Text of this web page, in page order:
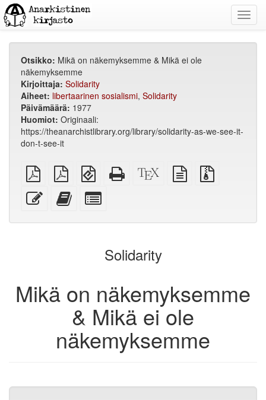
Otsikko: Mikä on näkemyksemme & Mikä ei ole
näkemyksemme
Kirjoittaja: Solidarity
Aiheet: libertaarinen sosialismi, Solidarity
Päivämäärä: 1977
Huomiot: Originaali:
https://theanarchistlibrary.org/library/solidarity-as-we-see-it-
don-t-see-it
tavallinen
PDF
A4
tulostusvalmis
PDF
EPUB
(mobiililaitteille)
Pelkkä
HTML
XeLaTex
lähdetiedosto
perusteksti
Muokkaa
tätä
Lisää
kirjantekijään
for
bookbuilder
Solidarity
Mikä on näkemyksemme
& Mikä ei ole
näkemyksemme